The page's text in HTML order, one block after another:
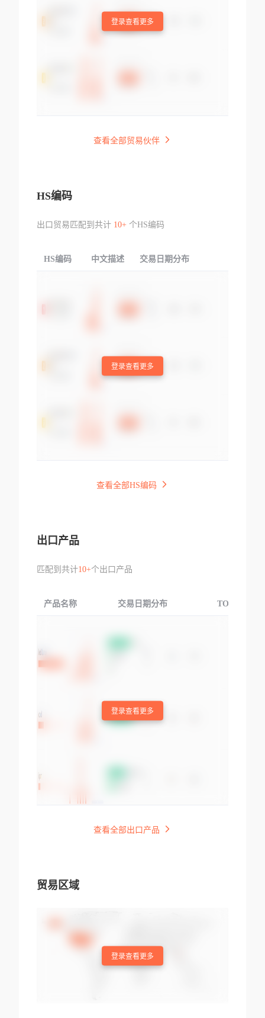
登录查看更多
查看全部贸易伙伴
HS编码
出口贸易匹配到共计 10+个HS编码
HS编码 中文描述 交易日期分布
登录查看更多
查看全部HS编码
出口产品
匹配到共计10+个出口产品
产品名称 交易日期分布 TOP3交易国
登录查看更多
查看全部出口产品
贸易区域
登录查看更多